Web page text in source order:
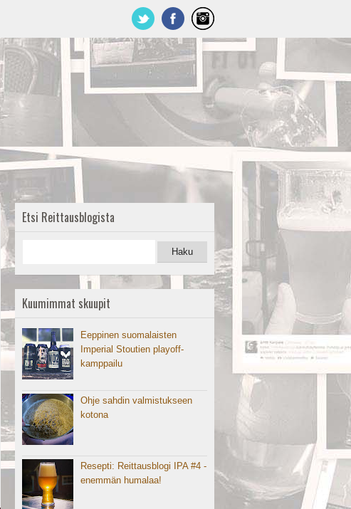
Etsi Reittausblogista
Kuumimmat skuupit
Eeppinen suomalaisten
Imperial Stoutien playoff-
kamppailu
Ohje sahdin valmistukseen
kotona
Resepti: Reittausblogi IPA #4 -
enemmän humalaa!